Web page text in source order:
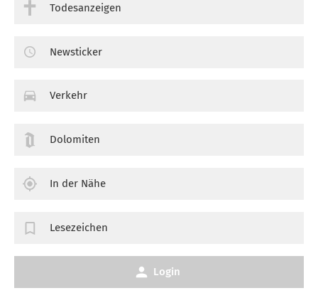
Todesanzeigen
Newsticker
Verkehr
Dolomiten
In der Nähe
Lesezeichen
Login